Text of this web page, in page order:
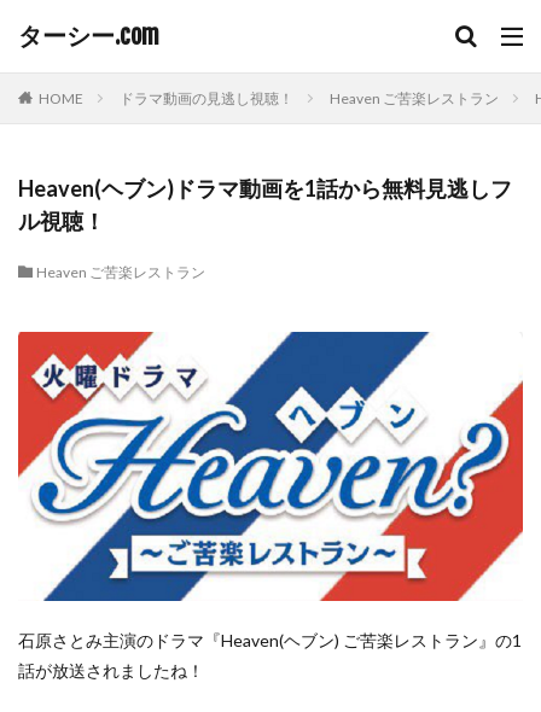
ターシー.com
HOME ドラマ動画の見逃し視聴！ Heaven ご苦楽レストラン
Heaven(ヘブン)ドラマ動画を1話から無料見逃しフ
ル視聴！
Heaven ご苦楽レストラン
石原さとみ主演のドラマ『Heaven(ヘブン) ご苦楽レストラン』の1
話が放送されましたね！